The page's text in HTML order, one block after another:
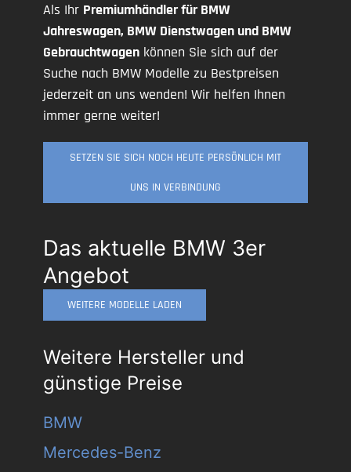
Als Ihr Premiumhändler für BMW
Jahreswagen, BMW Dienstwagen und BMW
Gebrauchtwagen können Sie sich auf der
Suche nach BMW Modelle zu Bestpreisen
jederzeit an uns wenden! Wir helfen Ihnen
immer gerne weiter!
SETZEN SIE SICH NOCH HEUTE PERSÖNLICH MIT
UNS IN VERBINDUNG
Das aktuelle BMW 3er
Angebot
WEITERE MODELLE LADEN
Weitere Hersteller und
günstige Preise
BMW
Mercedes-Benz